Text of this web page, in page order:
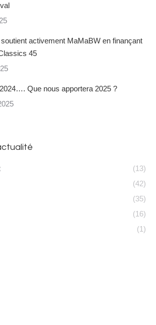
activement MaMaBW en finançant
45
Que nous apportera 2025 ?
(13)
(42)
(35)
(16)
(1)